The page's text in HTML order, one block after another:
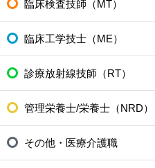
臨床検査技師（MT）
臨床工学技士（ME）
診療放射線技師（RT）
管理栄養士/栄養士（NRD）
その他・医療介護職